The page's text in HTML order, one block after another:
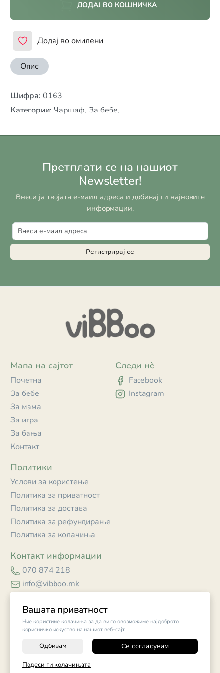
Вашата приватност
Ние користиме колачиња за да ви го овозможиме најдоброто
корисничко искуство на нашиот веб-сајт
Одбивам Се согласувам
Подеси ги колачињата
ДОДАЈ ВО КОШНИЧКА
Додај во омилени
Опис
Шифра: 0163
Категории: Чаршаф, За бебе,
+
Претплати се на нашиот
Newsletter!
Внеси ја твојата е-маил адреса и добивај ги најновите
информации.
Регистрирај се
Мапа на сајтот
Почетна
За бебе
За мама
За игра
За бања
Контакт
Политики
Услови за користење
Политика за приватност
Политика за достава
Политика за рефундирање
Политика за колачиња
Контакт информации
070 874 218
info@vibboo.mk
Следи нè
Facebook
Instagram
©2026